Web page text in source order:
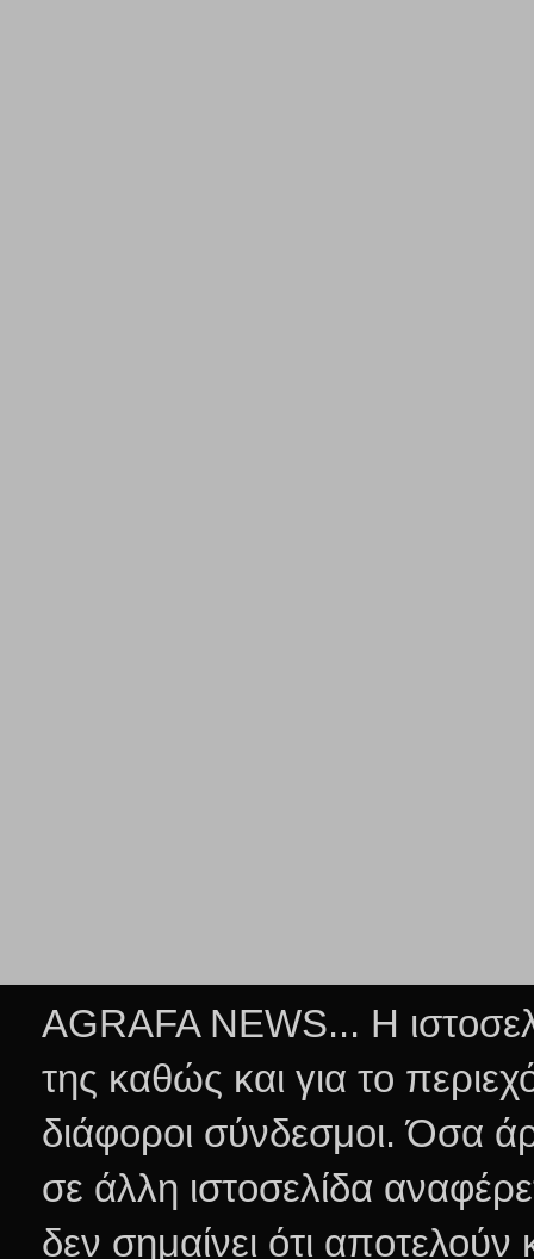
AGRAFA NEWS... Η
της καθώς και για το
διάφοροι σύνδεσμοι.Όσα
σε άλλη ιστοσελίδα
δεν σημαίνει ότι